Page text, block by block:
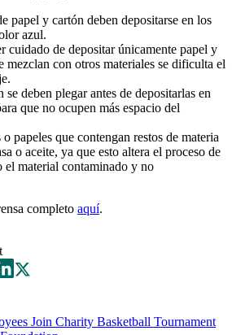
papel y cartón deben depositarse en los
azul.
cuidado de depositar únicamente papel y
mezclan con otros materiales se dificulta el
se deben plegar antes de depositarlas en
que no ocupen más espacio del
papeles que contengan restos de materia
o aceite, ya que esto altera el proceso de
el material contaminado y no
completo aquí.